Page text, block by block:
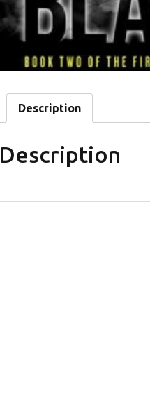
Description
Description